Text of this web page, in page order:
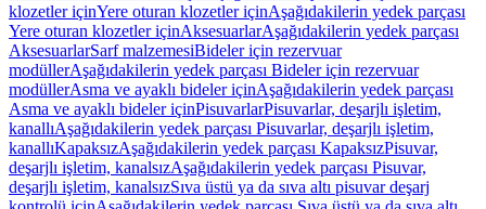
klozetler içinYere oturan klozetler içinAşağıdakilerin yedek parçası
Yere oturan klozetler içinAksesuarlarAşağıdakilerin yedek parçası
AksesuarlarSarf malzemesiBideler için rezervuar
modüllerAşağıdakilerin yedek parçası Bideler için rezervuar
modüllerAsma ve ayaklı bideler içinAşağıdakilerin yedek parçası
Asma ve ayaklı bideler içinPisuvarlarPisuvarlar, deşarjlı işletim,
kanallıAşağıdakilerin yedek parçası Pisuvarlar, deşarjlı işletim,
kanallıKapaksızAşağıdakilerin yedek parçası KapaksızPisuvar,
deşarjlı işletim, kanalsızAşağıdakilerin yedek parçası Pisuvar,
deşarjlı işletim, kanalsızSıva üstü ya da sıva altı pisuvar deşarj